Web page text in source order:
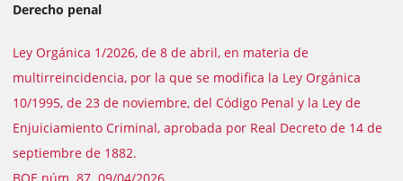
Derecho penal
Ley Orgánica 1/2026, de 8 de abril, en materia de
multirreincidencia, por la que se modifica la Ley Orgánica
10/1995, de 23 de noviembre, del Código Penal y la Ley de
Enjuiciamiento Criminal, aprobada por Real Decreto de 14 de
septiembre de 1882.